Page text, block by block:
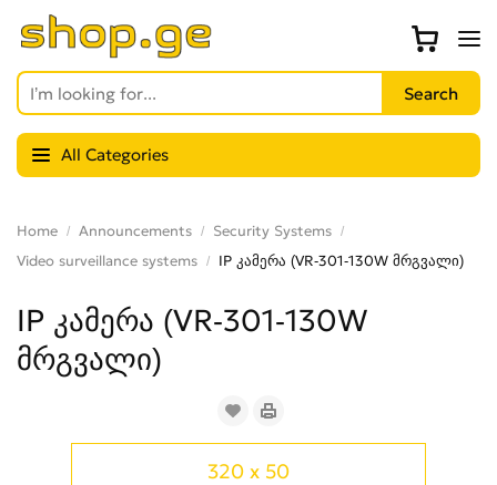
All Categories
Home Announcements
Security Systems
Video surveillance systems
IP კამერა (VR-301-130W მრგვალი)
IP კამერა (VR-301-130W
მრგვალი)
320 x 50